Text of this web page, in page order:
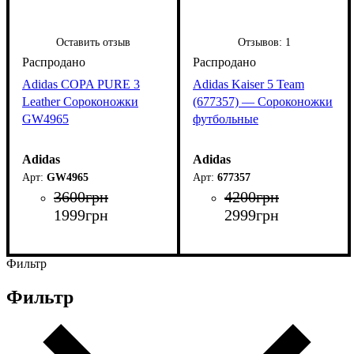
Оставить отзыв
Adidas COPA PURE 3
Leather Сороконожки
GW4965
Adidas
GW4965
3600грн
1999грн
Отзывов: 1
Adidas Kaiser 5 Team
(677357) — Сороконожки
футбольные
Adidas
677357
4200грн
2999грн
Фильтр
Фильтр